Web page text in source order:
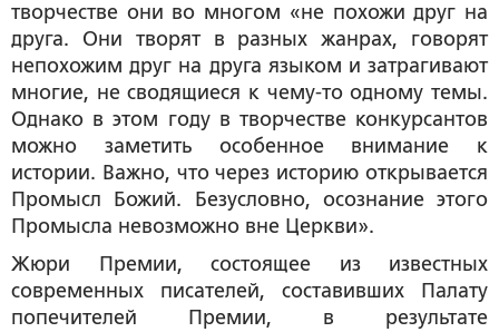
творчестве они во многом «не похожи друг на
друга. Они творят в разных жанрах, говорят
непохожим друг на друга языком и затрагивают
многие, не сводящиеся к чему-то одному темы.
Однако в этом году в творчестве конкурсантов
можно заметить особенное внимание к
истории. Важно, что через историю открывается
Промысл Божий. Безусловно, осознание этого
Промысла невозможно вне Церкви».
Жюри Премии, состоящее из известных
современных писателей, составивших Палату
попечителей Премии, в результате